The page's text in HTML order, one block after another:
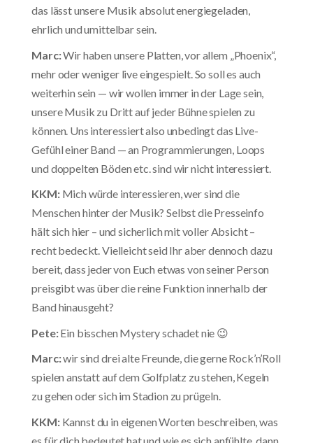
das lässt unsere Musik absolut energiegeladen,
ehrlich und umittelbar sein.
Marc:Wir haben unsere Platten, vor allem „Phoenix“,
mehr oder weniger live eingespielt. So soll es auch
weiterhin sein — wir wollen immer in der Lage sein,
unsere Musik zu Dritt auf jeder Bühne spielen zu
können. Uns interessiert also unbedingt das Live-
Gefühl einer Band — an Programmierungen, Loops
und doppelten Böden etc. sind wir nicht interessiert.
KKM:Mich würde interessieren, wer sind die
Menschen hinter der Musik? Selbst die Presseinfo
hält sich hier – und sicherlich mit voller Absicht –
recht bedeckt. Vielleicht seid Ihr aber dennoch dazu
bereit, dass jeder von Euch etwas von seiner Person
preisgibt was über die reine Funktion innerhalb der
Band hinausgeht?
Pete:Ein bisschen Mystery schadet nie 😉
Marc:wir sind drei alte Freunde, die gerne Rock’n’Roll
spielen anstatt auf dem Golfplatz zu stehen, Kegeln
zu gehen oder sich im Stadion zu prügeln.
KKM:Kannst du in eigenen Worten beschreiben, was